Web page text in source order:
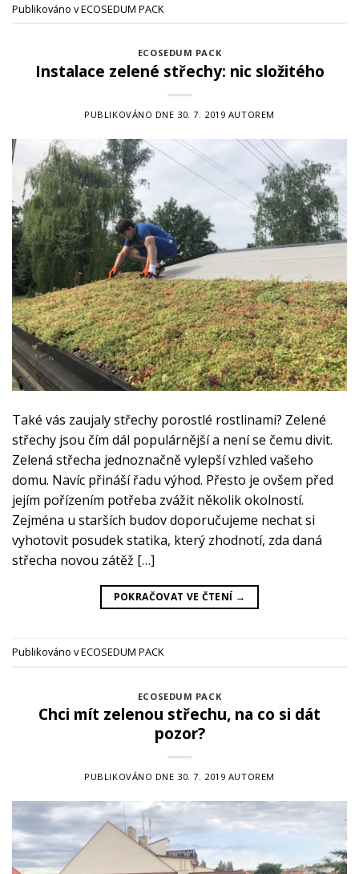
Publikováno vECOSEDUM PACK
ECOSEDUM PACK
Instalace zelené střechy: nic složitého
PUBLIKOVÁNO DNE 30. 7. 2019 AUTOREM
Také vás zaujaly střechy porostlé rostlinami? Zelené
střechy jsou čím dál populárnější a není se čemu divit.
Zelená střecha jednoznačně vylepší vzhled vašeho
domu. Navíc přináší řadu výhod. Přesto je ovšem před
jejím pořízením potřeba zvážit několik okolností.
Zejména u starších budov doporučujeme nechat si
vyhotovit posudek statika, který zhodnotí, zda daná
střecha novou zátěž […]
POKRAČOVAT VE ČTENÍ →
Publikováno vECOSEDUM PACK
ECOSEDUM PACK
Chci mít zelenou střechu, na co si dát
pozor?
PUBLIKOVÁNO DNE 30. 7. 2019 AUTOREM